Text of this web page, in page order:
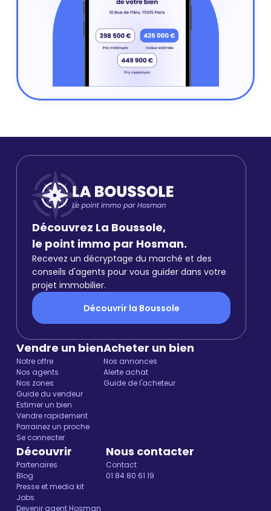
Découvrez La Boussole,
le point immo par Hosman.
Recevez un décryptage du marché et des
conseils d'agents pour vous guider dans votre
projet immobilier.
Découvrir la Boussole
Vendre un bien
Notre offre
Nos agents
Nos zones
Guide du vendeur
Estimer un bien
Vendre rapidement
Parrainez un proche
Se connecter
Acheter un bien
Nos annonces
Alerte achat
Guide de l'acheteur
Découvrir
Partenaires
Blog
Presse et media kit
Jobs
Devenir agent Hosman
Nous contacter
Contact
01 84 80 61 19